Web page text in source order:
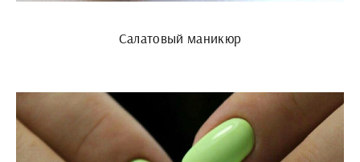
Салатовый маникюр